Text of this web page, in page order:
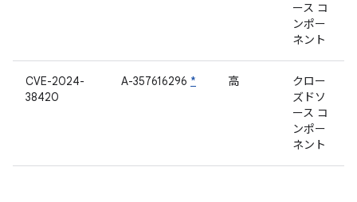
ース コ
ンポー
ネント
CVE-2024-
38420
A-357616296 * 高
クロー
ズドソ
ース コ
ンポー
ネント